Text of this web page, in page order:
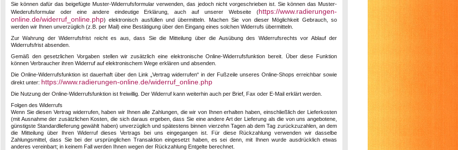
Sie können dafür das beigefügte Muster-Widerrufsformular verwenden, das jedoch nicht vorgeschrieben ist. Sie können das Muster-
Wiederufsformular oder eine andere eindeutige Erklärung, auch auf unserer Webseite (https://www.radierungen-
online.de/widerruf_online.php) elektronisch ausfüllen und übermitteln. Machen Sie von dieser Möglichkeit Gebrauch, so
werden wir Ihnen unverzüglich (z.B. per Mail) eine Bestätigung über den Eingang eines solchen Widerrufs übermitteln.
Zur Wahrung der Widerrufsfrist reicht es aus, dass Sie die Mitteilung über die Ausübung des Widerrufsrechts vor Ablauf der
Widerrufsfrist absenden.
Gemäß den gesetzlichen Vorgaben stellen wir zusätzlich eine elektronische Online-Widerrufsfunktion bereit. Über diese Funktion
können Verbraucher ihren Widerruf auf elektronischem Wege erklären und absenden.
Die Online-Widerrufsfunktion ist dauerhaft über den Link „Vertrag widerrufen“ in der Fußzeile unseres Online-Shops erreichbar sowie
direkt unter: https://www.radierungen-online.de/widerruf_online.php
Die Nutzung der Online-Widerrufsfunktion ist freiwillig. Der Widerruf kann weiterhin auch per Brief, Fax oder E-Mail erklärt werden.
Folgen des Widerrufs
Wenn Sie diesen Vertrag widerrufen, haben wir Ihnen alle Zahlungen, die wir von Ihnen erhalten haben, einschließlich der Lieferkosten
(mit Ausnahme der zusätzlichen Kosten, die sich daraus ergeben, dass Sie eine andere Art der Lieferung als die von uns angebotene,
günstigste Standardlieferung gewählt haben) unverzüglich und spätestens binnen vierzehn Tagen ab dem Tag zurückzuzahlen, an dem
die Mitteilung über Ihren Widerruf dieses Vertrags bei uns eingegangen ist. Für diese Rückzahlung verwenden wir dasselbe
Zahlungsmittel, dass Sie bei der ursprünglichen Transaktion eingesetzt haben, es sei denn, mit Ihnen wurde ausdrücklich etwas
anderes vereinbart; in keinem Fall werden Ihnen wegen der Rückzahlung Entgelte berechnet.